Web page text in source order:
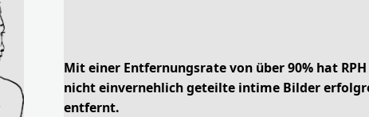
Mit einer Entfernungsrate von über 90% hat
nicht einvernehlich geteilte intime Bilder
entfernt.